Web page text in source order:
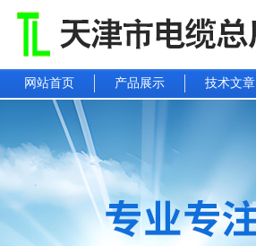
网站首页 产品展示 技术文章